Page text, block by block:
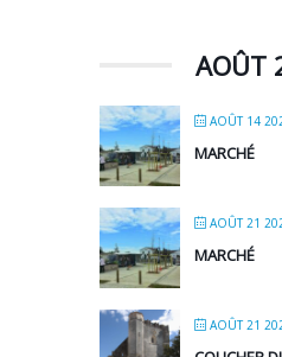
AOÛT
AOÛT 14
MARCHÉ
AOÛT 21
MARCHÉ
AOÛT 21